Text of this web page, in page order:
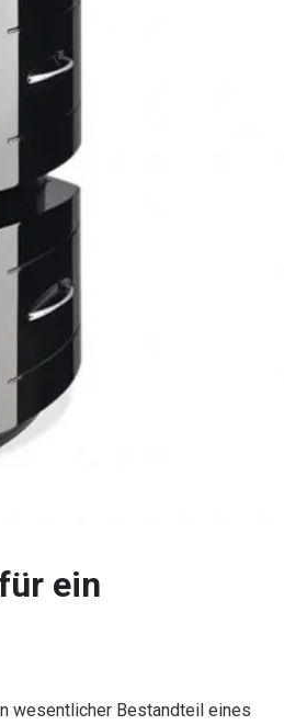
ein
wesentlicher Bestandteil eines